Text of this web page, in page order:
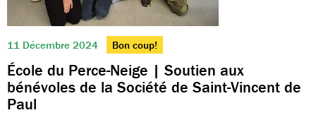
11 Décembre 2024 Bon coup!
École du Perce-Neige | Soutien aux
bénévoles de la Société de Saint-Vincent de
Paul